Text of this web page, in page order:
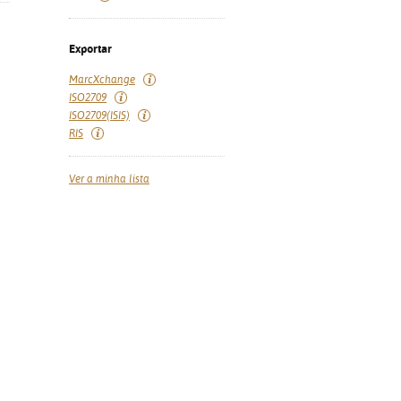
Exportar
MarcXchange
ISO2709
ISO2709(ISIS)
RIS
Ver a minha lista